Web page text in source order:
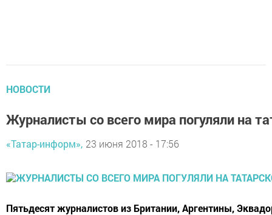
НОВОСТИ
Журналисты со всего мира погуляли на
«Татар-информ», 23 июня 2018 - 17:56
Пятьдесят журналистов из Британии, Аргентины,